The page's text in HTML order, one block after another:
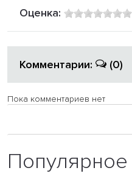
Оценка:
Комментарии: (0)
Пока комментариев нет
Популярное